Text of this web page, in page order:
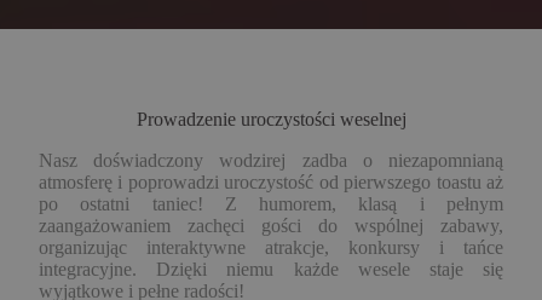
Prowadzenie uroczystości weselnej
Nasz doświadczony wodzirej zadba o niezapomnianą
atmosferę i poprowadzi uroczystość od pierwszego toastu aż
po ostatni taniec! Z humorem, klasą i pełnym
zaangażowaniem zachęci gości do wspólnej zabawy,
organizując interaktywne atrakcje, konkursy i tańce
integracyjne. Dzięki niemu każde wesele staje się
wyjątkowe i pełne radości!